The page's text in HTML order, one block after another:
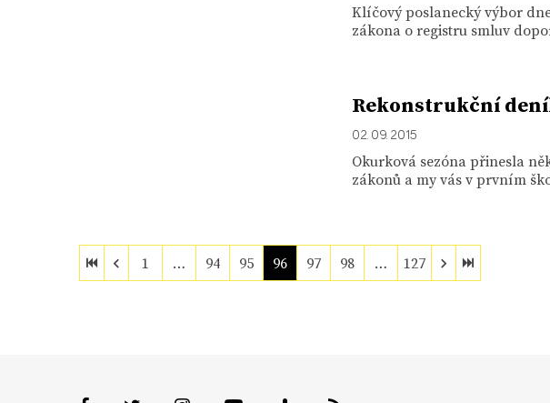
Klíčový poslanecký výbor
zákona o registru smluv
Rekonstrukční
02. 09. 2015
Okurková sezóna přinesla
zákonů a my vás v prvním
1 … 94 95 96 97 98 … 127